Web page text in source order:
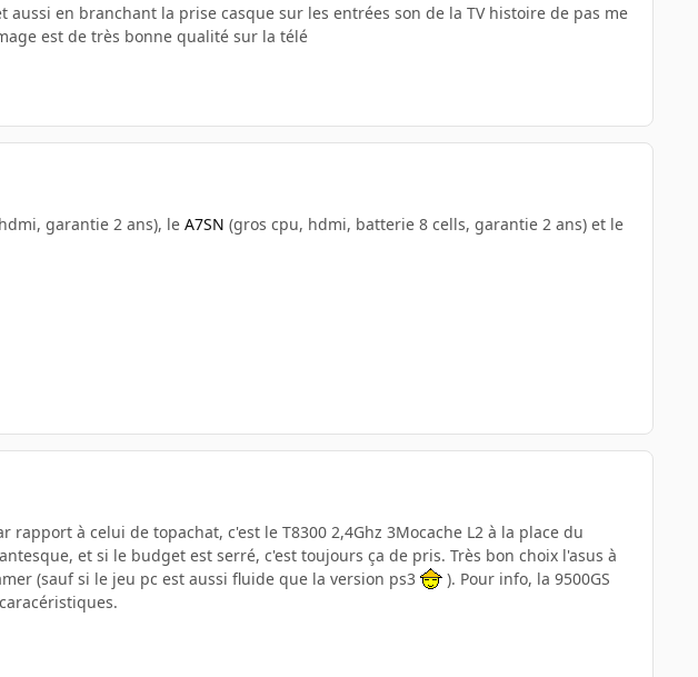
en branchant la prise casque sur les entrées son de la TV histoire de pas me
est de très bonne qualité sur la télé
garantie 2 ans), le A7SN (gros cpu, hdmi, batterie 8 cells, garantie 2 ans) et le
rapport à celui de topachat, c'est le T8300 2,4Ghz 3Mocache L2 à la place du
et si le budget est serré, c'est toujours ça de pris. Très bon choix l'asus à
(sauf si le jeu pc est aussi fluide que la version ps3
). Pour info, la 9500GS